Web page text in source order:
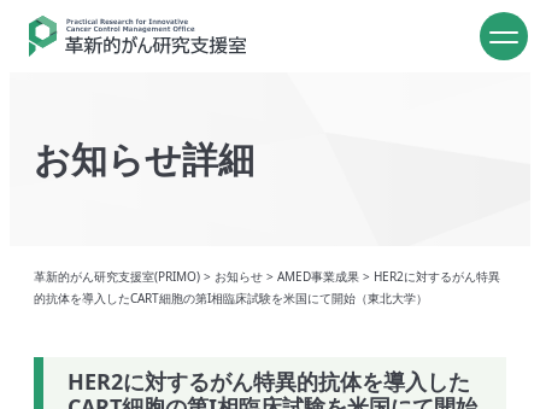
お知らせ詳細
革新的がん研究支援室(PRIMO) > お知らせ > AMED事業成果 > HER2に対するがん特異
的抗体を導入したCART細胞の第I相臨床試験を米国にて開始（東北大学）
HER2に対するがん特異的抗体を導入した